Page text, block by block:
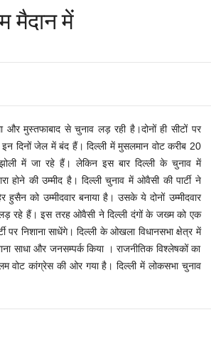
मैदान में
मुस्तफाबाद से चुनाव लड़ रही है।दोनों ही सीटों पर
दिनों जेल में बंद हैं। दिल्ली में मुसलमान वोट करीब 20
में जा रहे हैं। लेकिन इस बार दिल्ली के चुनाव में
की उम्मीद है। दिल्ली चुनाव में ओवैसी की पार्टी ने
को उम्मीदवार बनाया है। उसके ये दोनों उम्मीदवार
रहे हैं। इस तरह ओवैसी ने दिल्ली दंगों के जख्म को एक
निशाना साधेंगे। दिल्ली के ओखला विधानसभा क्षेत्र में
साधा और जनसम्पर्क किया । राजनीतिक विश्लेषकों का
वोट कांग्रेस की ओर गया है। दिल्ली में लोकसभा चुनाव